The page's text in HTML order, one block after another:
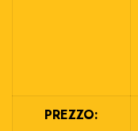
PREZZO: